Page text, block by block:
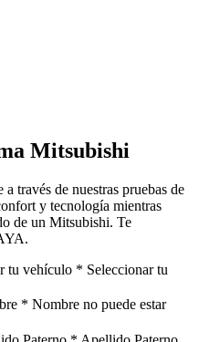
Mitsubishi
través de nuestras pruebas de
y tecnología mientras
de un Mitsubishi. Te
tu vehículo * Seleccionar tu
* Nombre no puede estar